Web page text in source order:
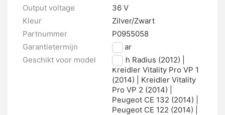
Output voltage
36 V
Kleur
Zilver/Zwart
Partnummer
P0955058
Garantietermijn
2 jaar
Geschikt voor model
Puch Radius (2012) |
Kreidler Vitality Pro VP 1
(2014) | Kreidler Vitality
Pro VP 2 (2014) |
Peugeot CE 132 (2014) |
Peugeot CE 122 (2014) |